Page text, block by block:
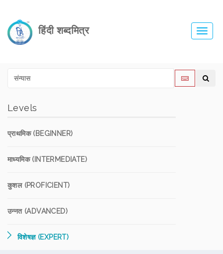
हिंदी शब्दमित्र
Levels
प्राथमिक (BEGINNER)
माध्यमिक (INTERMEDIATE)
कुशल (PROFICIENT)
उन्नत (ADVANCED)
विशेषज्ञ (EXPERT)